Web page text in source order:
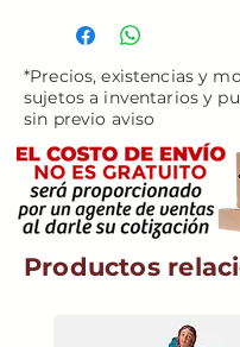
*Precios, existencias y
sujetos a inventarios y
sin previo aviso
Productos